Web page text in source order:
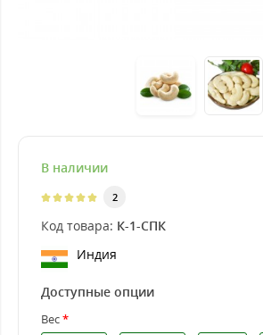
В наличии
2
Код товара: К-1-СПК
Индия
Доступные опции
Вес